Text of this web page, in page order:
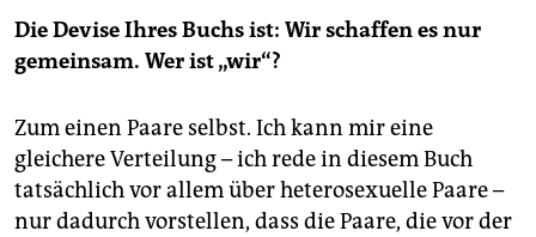
Die Devise Ihres Buchs ist: Wir schaffen es nur
gemeinsam. Wer ist „wir“?
Zum einen Paare selbst. Ich kann mir eine
gleichere Verteilung – ich rede in diesem Buch
tatsächlich vor allem über heterosexuelle Paare –
nur dadurch vorstellen, dass die Paare, die vor der